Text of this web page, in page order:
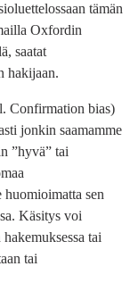
tämän
Oxfordin
saatat
hakijaan.
Confirmation bias)
jonkin saamamme
”hyvä” tai
huomioimatta sen
Käsitys voi
tai
tai